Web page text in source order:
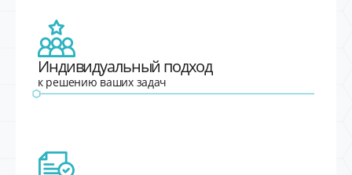
Индивидуальный подход
к решению ваших задач